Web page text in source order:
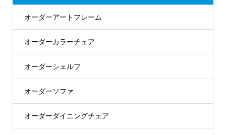
オーダーアートフレーム
オーダーカラーチェア
オーダーシェルフ
オーダーソファ
オーダーダイニングチェア